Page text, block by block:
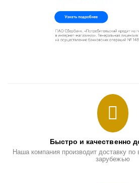
Быстро и качественно
Наша компания производит доставку
зарубежью